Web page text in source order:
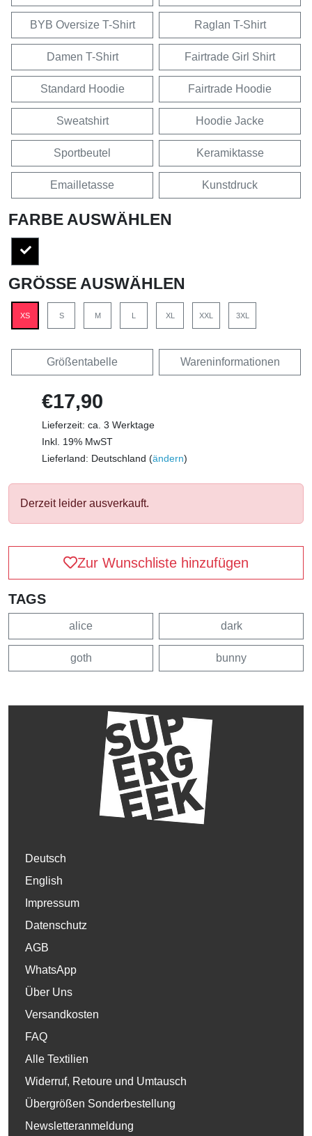
BYB Oversize T-Shirt Raglan T-Shirt
Damen T-Shirt Fairtrade Girl Shirt
Standard Hoodie Fairtrade Hoodie
Sweatshirt Hoodie Jacke
Sportbeutel Keramiktasse
Emailletasse Kunstdruck
FARBE AUSWÄHLEN
GRÖSSE AUSWÄHLEN
XS S M XL XXL 3XL
Größentabelle Wareninformationen
€17,90
Lieferzeit: ca. 3 Werktage
Inkl. 19% MwST
Lieferland: Deutschland (ändern)
Derzeit leider ausverkauft.
Zur Wunschliste hinzufügen
TAGS
alice dark
goth bunny
Deutsch
English
Impressum
Datenschutz
AGB
WhatsApp
Über Uns
Versandkosten
FAQ
Alle Textilien
Widerruf, Retoure und Umtausch
Übergrößen Sonderbestellung
Newsletteranmeldung